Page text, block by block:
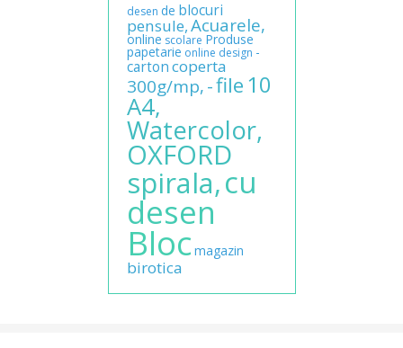
desen de blocuri
pensule,Acuarele,
online scolare Produse
papetarie online design -
cartoncoperta
300g/mp,-file10
A4,
Watercolor,
OXFORD
spirala,cu
desen
Bloc magazin
birotica